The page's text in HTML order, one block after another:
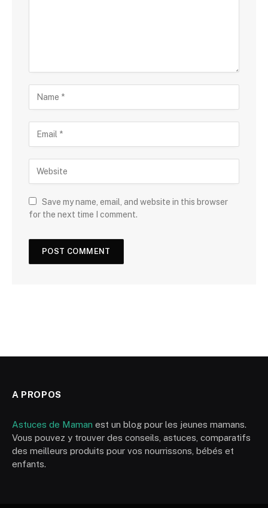
Save my name, email, and website in this browser
for the next time I comment.
A PROPOS
Astuces de Maman est un blog pour les jeunes mamans.
Vous pouvez y trouver des conseils, astuces, comparatifs
des meilleurs produits pour vos nourrissons, bébés et
enfants.